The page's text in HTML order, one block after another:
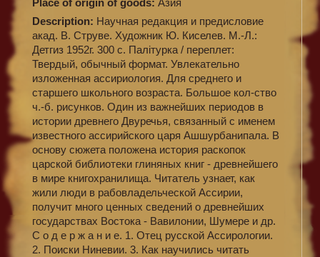
Description: Научная редакция и предисловие
акад. В. Струве. Художник Ю. Киселев. М.-Л.:
Детгиз 1952г. 300 с. Палiтурка / переплет:
Твердый, обычный формат. Увлекательно
изложенная ассириология. Для среднего и
старшего школьного возраста. Большое кол-ство
ч.-б. рисунков. Один из важнейших периодов в
истории древнего Двуречья, связанный с именем
известного ассирийского царя Ашшурбанипала. В
основу сюжета положена история раскопок
царской библиотеки глиняных книг - древнейшего
в мире книгохранилища. Читатель узнает, как
жили люди в рабовладельческой Ассирии,
получит много ценных сведений о древнейших
государствах Востока - Вавилонии, Шумере и др.
С о д е р ж а н и е. 1. Отец русской Ассирологии.
2. Поиски Ниневии. 3. Как научились читать